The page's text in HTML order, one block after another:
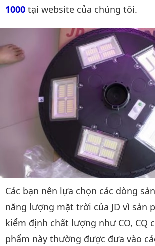
1000 tại website của chúng tôi.
Các bạn nên lựa chọn các dòng
năng lượng mặt trời của JD vì sản
kiểm định chất lượng như CO, CQ
phẩm này thường được đưa vào